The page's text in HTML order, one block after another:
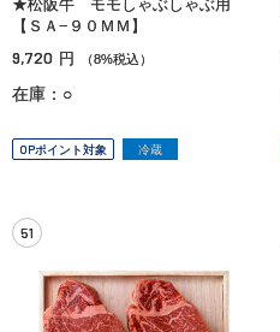
★松阪牛 モモしゃぶしゃぶ用
【ＳＡ−９０ＭＭ】
9,720 円 （8%税込）
在庫：○
OPポイント対象 冷蔵
51